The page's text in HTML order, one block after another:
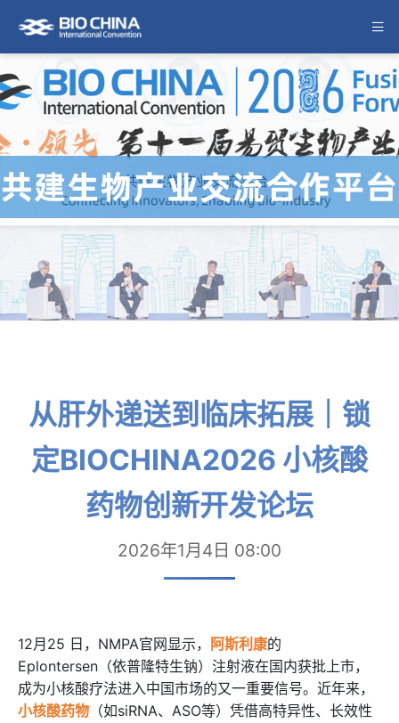
从肝外递送到临床拓展｜锁
定BIOCHINA2026 小核酸
药物创新开发论坛
2026年1月4日 08:00
12月25 日，NMPA官网显示， 阿斯利康的
Eplontersen（依普隆特生钠）注射液在国内获批上市，
成为小核酸疗法进入中国市场的又一重要信号。近年来，
小核酸药物 （如siRNA、ASO等）凭借高特异性、长效性